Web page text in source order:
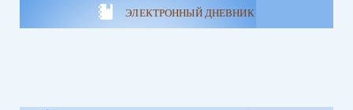
ЭЛЕКТРОННЫЙ ДНЕВНИК